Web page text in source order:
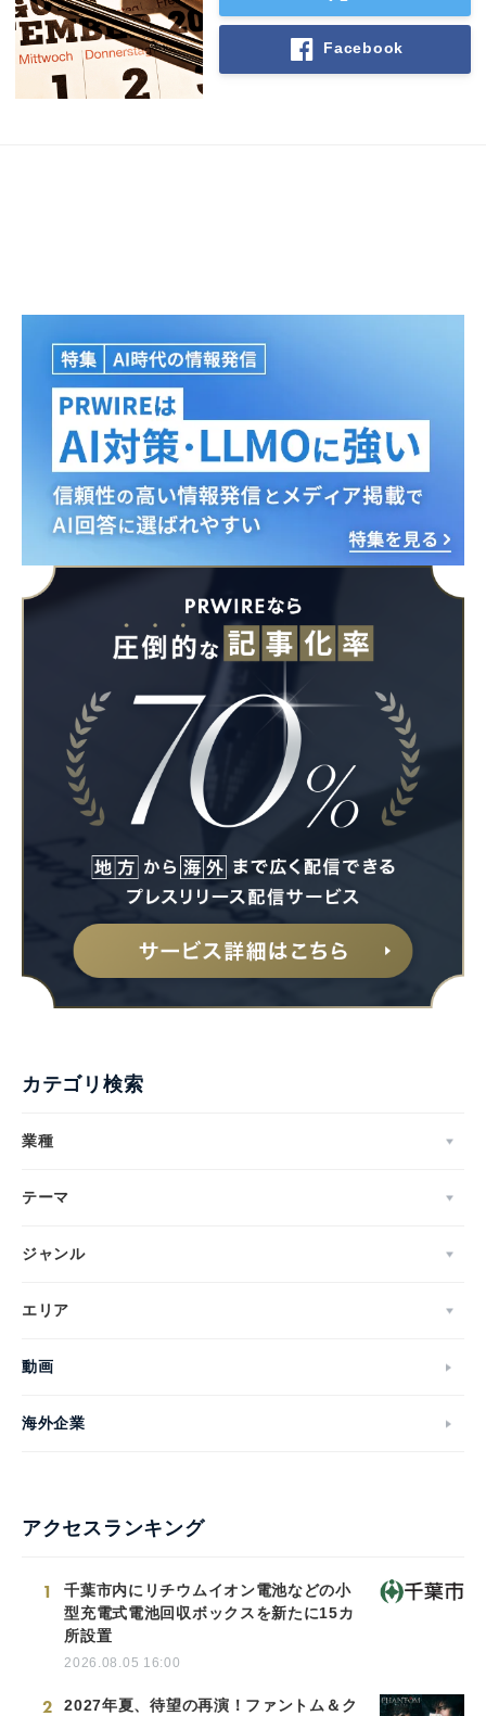
Facebook
カテゴリ検索
業種
テーマ
ジャンル
エリア
動画
海外企業
アクセスランキング
1
千葉市内にリチウムイオン電池などの小
型充電式電池回収ボックスを新たに15カ
所設置
2026.08.05 16:00
2 2027年夏、待望の再演！ファントム＆ク
Japanese
English